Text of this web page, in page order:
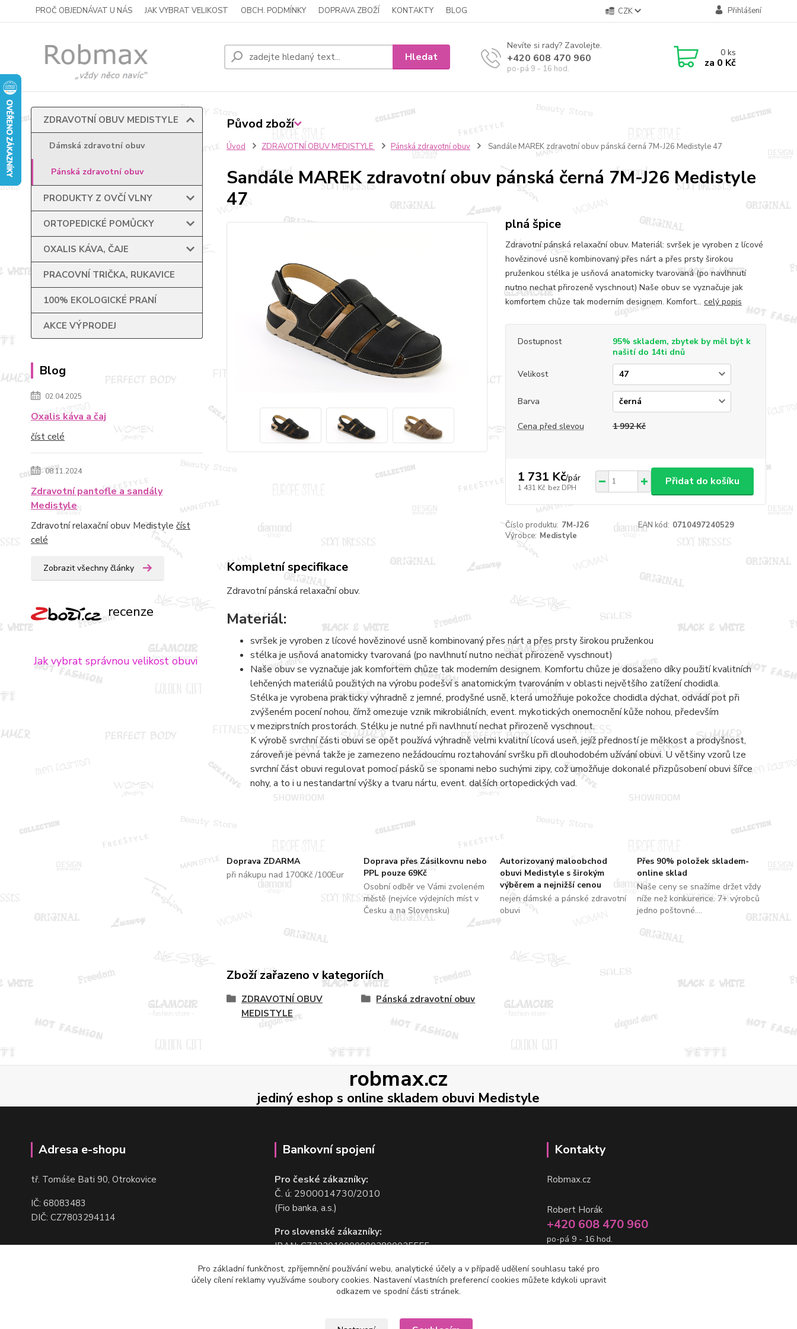
PROČ OBJEDNÁVAT U NÁS JAK VYBRAT VELIKOST OBCH. PODMÍNKY DOPRAVA ZBOŽÍ KONTAKTY BLOG CZK Přihlášení
Hledat
Nevíte si rady? Zavolejte.
+420 608 470 960
po-pá 9 - 16 hod.
0ks
za 0 Kč
ZDRAVOTNÍ OBUV MEDISTYLE
Dámská zdravotní obuv
Pánská zdravotní obuv
PRODUKTY Z OVČÍ VLNY
ORTOPEDICKÉ POMŮCKY
OXALIS KÁVA, ČAJE
PRACOVNÍ TRIČKA, RUKAVICE
100% EKOLOGICKÉ PRANÍ
AKCE VÝPRODEJ
Blog
02.04.2025
Oxalis káva a čaj
číst celé
08.11.2024
Zdravotní pantofle a sandály
Medistyle
Zdravotní relaxační obuv Medistyle číst
celé
Zobrazit všechny články
recenze
Jak vybrat správnou velikost obuvi
Úvod ZDRAVOTNÍ OBUV MEDISTYLE Pánská zdravotní obuv Sandále MAREK zdravotní obuv pánská černá 7M-J26 Medistyle 47
Sandále MAREK zdravotní obuv pánská černá 7M-J26 Medistyle
47
plná špice
Zdravotní pánská relaxační obuv. Materiál: svršek je vyroben z lícové
hovězinové usně kombinovaný přes nárt a přes prsty širokou
pruženkou stélka je usňová anatomicky tvarovaná (po navlhnutí
nutno nechat přirozeně vyschnout) Naše obuv se vyznačuje jak
komfortem chůze tak moderním designem. Komfort... celý popis
Dostupnost
95% skladem, zbytek by měl být k
našití do 14ti dnů
Velikost
Barva
Cena před slevou 1 992 Kč
1 731 Kč/pár
1 431 Kč bez DPH
Přidat do košíku
Číslo produktu: 7M-J26 EAN kód: 0710497240529
Výrobce: Medistyle
Doprava ZDARMA
při nákupu nad 1700Kč /100Eur
Doprava přes Zásilkovnu nebo
PPL pouze 69Kč
Osobní odběr ve Vámi zvoleném
městě (nejvíce výdejních míst v
Česku a na Slovensku)
Autorizovaný maloobchod
obuvi Medistyle s širokým
výběrem a nejnižší cenou
nejen dámské a pánské zdravotní
obuvi
Přes 90% položek skladem-
online sklad
Naše ceny se snažíme držet vždy
níže než konkurence. 7+ výrobců
jedno poštovné....
Kompletní specifikace
Zdravotní pánská relaxační obuv.
Materiál:
svršek je vyroben z lícové hovězinové usně kombinovaný přes nárt a přes prsty širokou pruženkou
stélka je usňová anatomicky tvarovaná (po navlhnutí nutno nechat přirozeně vyschnout)
Naše obuv se vyznačuje jak komfortem chůze tak moderním designem. Komfortu chůze je dosaženo díky použití kvalitních
lehčených materiálů použitých na výrobu podešví s anatomickým tvarováním v oblasti největšího zatížení chodidla.
Stélka je vyrobena prakticky výhradně z jemné, prodyšné usně, která umožňuje pokožce chodidla dýchat, odvádí pot při
zvýšeném pocení nohou, čímž omezuje vznik mikrobiálních, event. mykotických onemocnění kůže nohou, především
v meziprstních prostorách. Stélku je nutné při navlhnutí nechat přirozeně vyschnout.
K výrobě svrchní části obuvi se opět používá výhradně velmi kvalitní lícová useň, jejíž předností je měkkost a prodyšnost,
zároveň je pevná takže je zamezeno nežádoucímu roztahování svršku při dlouhodobém užívání obuvi. U většiny vzorů lze
svrchní část obuvi regulovat pomocí pásků se sponami nebo suchými zipy, což umožňuje dokonalé přizpůsobení obuvi šířce
nohy, a to i u nestandartní výšky a tvaru nártu, event. dalších ortopedických vad.
Původ zboží
Zboží zařazeno v kategoriích
ZDRAVOTNÍ OBUV
MEDISTYLE
Pánská zdravotní obuv
robmax.cz
jediný eshop s online skladem obuvi Medistyle
Adresa e-shopu
tř. Tomáše Bati 90, Otrokovice
IČ: 68083483
DIČ: CZ7803294114
Bankovní spojení
Pro české zákazníky:
Č. ú: 2900014730/2010
(Fio banka, a.s.)
Pro slovenské zákazníky:
IBAN: CZ2220100000002800025555
(Fio banka, a.s.)
Kontakty
Robmax.cz
Robert Horák
+420 608 470 960
po-pá 9 - 16 hod.
info@robmax.cz
Pro základní funkčnost, zpříjemnění používání webu, analytické účely a v případě udělení souhlasu také pro
účely cílení reklamy využíváme soubory cookies. Nastavení vlastních preferencí cookies můžete kdykoli upravit
odkazem ve spodní části stránek.